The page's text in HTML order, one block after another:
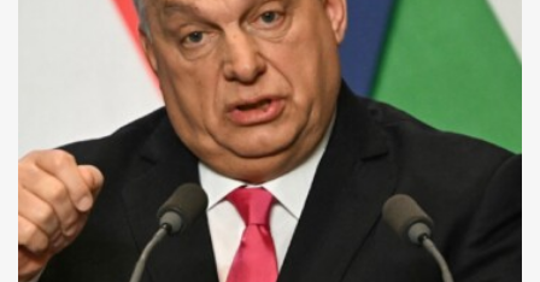
Magyar Péter bizonyítékot
vett elő: Orbánék évek óta
tudtak...